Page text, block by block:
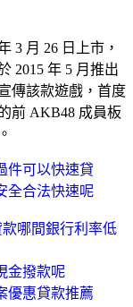
3 月 26 日上市，
2015 年 5 月推出
傳該款遊戲，首度
前 AKB48 成員板
件可以快速貸
全合法快速呢
哪間銀行利率低
金撥款呢
優惠貸款推薦